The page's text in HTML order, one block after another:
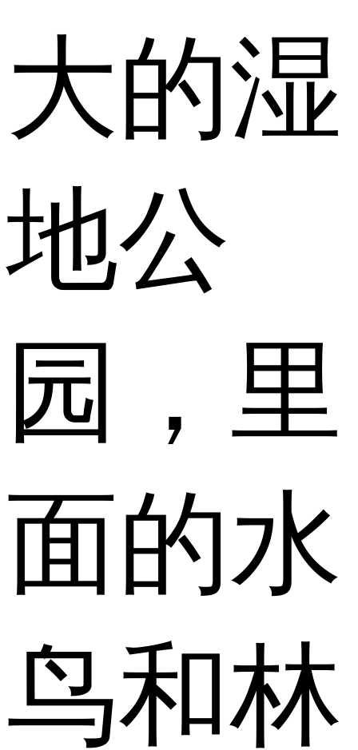
大的湿
地公
园，里
面的水
鸟和林